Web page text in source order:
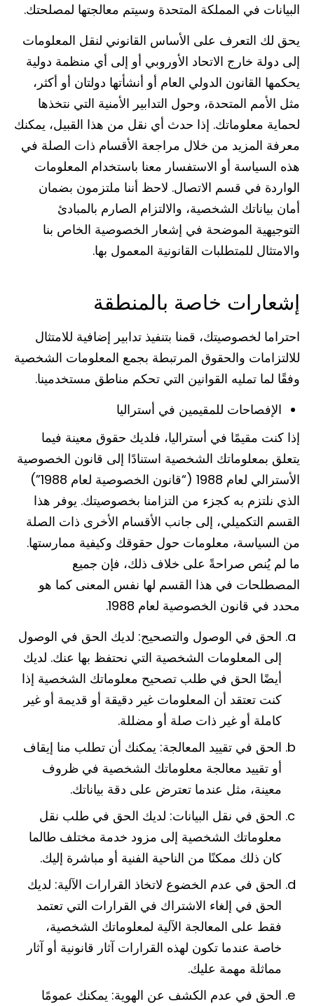
البيانات في المملكة المتحدة وسيتم معالجتها لمصلحتك.
يحق لك التعرف على الأساس القانوني لنقل المعلومات
إلى دولة خارج الاتحاد الأوروبي أو إلى أي منظمة دولية
يحكمها القانون الدولي العام أو أنشأتها دولتان أو أكثر،
مثل الأمم المتحدة، وحول التدابير الأمنية التي نتخذها
لحماية معلوماتك. إذا حدث أي نقل من هذا القبيل، يمكنك
معرفة المزيد من خلال مراجعة الأقسام ذات الصلة في
هذه السياسة أو الاستفسار معنا باستخدام المعلومات
الواردة في قسم الاتصال. لاحظ أننا ملتزمون بضمان
أمان بياناتك الشخصية، والالتزام الصارم بالمبادئ
التوجيهية الموضحة في إشعار الخصوصية الخاص بنا
والامتثال للمتطلبات القانونية المعمول بها.
إشعارات خاصة بالمنطقة
احتراما لخصوصيتك، قمنا بتنفيذ تدابير إضافية للامتثال
للالتزامات والحقوق المرتبطة بجمع المعلومات الشخصية
وفقًا لما تمليه القوانين التي تحكم مناطق مستخدمينا.
الإفصاحات للمقيمين في أستراليا
إذا كنت مقيمًا في أستراليا، فلديك حقوق معينة فيما
يتعلق بمعلوماتك الشخصية استنادًا إلى قانون الخصوصية
الأسترالي لعام 1988 (“قانون الخصوصية لعام 1988”)
الذي نلتزم به كجزء من التزامنا بخصوصيتك. يوفر هذا
القسم التكميلي، إلى جانب الأقسام الأخرى ذات الصلة
من السياسة، معلومات حول حقوقك وكيفية ممارستها.
ما لم يُنص صراحةً على خلاف ذلك، فإن جميع
المصطلحات في هذا القسم لها نفس المعنى كما هو
محدد في قانون الخصوصية لعام 1988.
الحق في الوصول والتصحيح: لديك الحق في الوصول
إلى المعلومات الشخصية التي نحتفظ بها عنك. لديك
أيضًا الحق في طلب تصحيح معلوماتك الشخصية إذا
كنت تعتقد أن المعلومات غير دقيقة أو قديمة أو غير
كاملة أو غير ذات صلة أو مضللة.
الحق في تقييد المعالجة: يمكنك أن تطلب منا إيقاف
أو تقييد معالجة معلوماتك الشخصية في ظروف
معينة، مثل عندما تعترض على دقة بياناتك.
الحق في نقل البيانات: لديك الحق في طلب نقل
معلوماتك الشخصية إلى مزود خدمة مختلف طالما
كان ذلك ممكنًا من الناحية الفنية أو مباشرة إليك.
الحق في عدم الخضوع لاتخاذ القرارات الآلية: لديك
الحق في إلغاء الاشتراك في القرارات التي تعتمد
فقط على المعالجة الآلية لمعلوماتك الشخصية،
خاصة عندما تكون لهذه القرارات آثار قانونية أو آثار
مماثلة مهمة عليك.
الحق في عدم الكشف عن الهوية: يمكنك عمومًا